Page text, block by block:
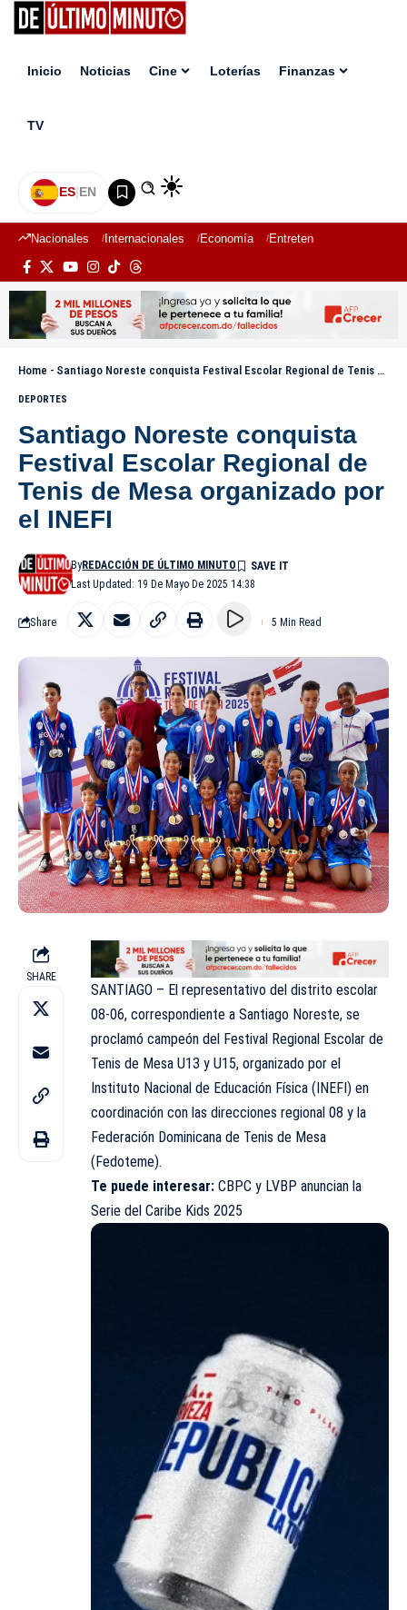
Inicio Noticias Cine Loterías Finanzas
TV
ES|EN
Nacionales Internacionales Economía Entretenimiento
Home - Santiago Noreste conquista Festival Escolar Regional de Tenis de Mesa organizado por el INEFI
DEPORTES
Santiago Noreste conquista
Festival Escolar Regional de
Tenis de Mesa organizado por
el INEFI
Last Updated: 19 De Mayo De 2025 14:38
ByREDACCIÓN DE ÚLTIMO MINUTO
Share 5 Min Read
SHARE
SANTIAGO – El representativo del distrito escolar
08-06, correspondiente a Santiago Noreste, se
proclamó campeón del Festival Regional Escolar de
Tenis de Mesa U13 y U15, organizado por el
Instituto Nacional de Educación Física (INEFI) en
coordinación con las direcciones regional 08 y la
Federación Dominicana de Tenis de Mesa
(Fedoteme).
Te puede interesar: CBPC y LVBP anuncian la
Serie del Caribe Kids 2025